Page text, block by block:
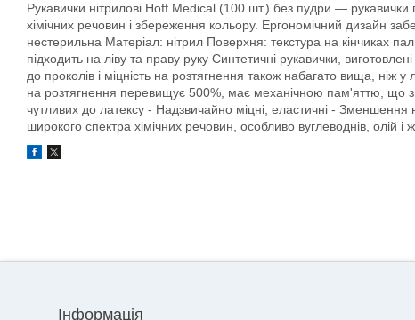
Рукавички нітрилові Hoff Medical (100 шт.) без пудри — рукавички
хімічних речовин і збереження кольору. Ергономічний дизайн
нестерильна Матеріал: нітрил Поверхня: текстура на кінчиках
підходить на ліву та праву руку Синтетичні рукавички,
до проколів і міцність на розтягнення також набагато вища, ніж
на розтягнення перевищує 500%, має механічною пам'яттю, що
чутливих до латексу - Надзвичайно міцні, еластичні -
широкого спектра хімічних речовин, особливо вуглеводнів, олій і
Інформація